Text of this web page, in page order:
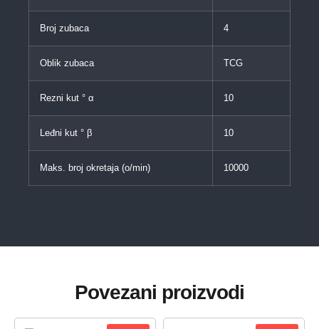
Broj zubaca 4
Oblik zubaca TCG
Rezni kut ° α 10
Leđni kut ° β 10
Maks. broj okretaja (o/min) 10000
Povezani proizvodi